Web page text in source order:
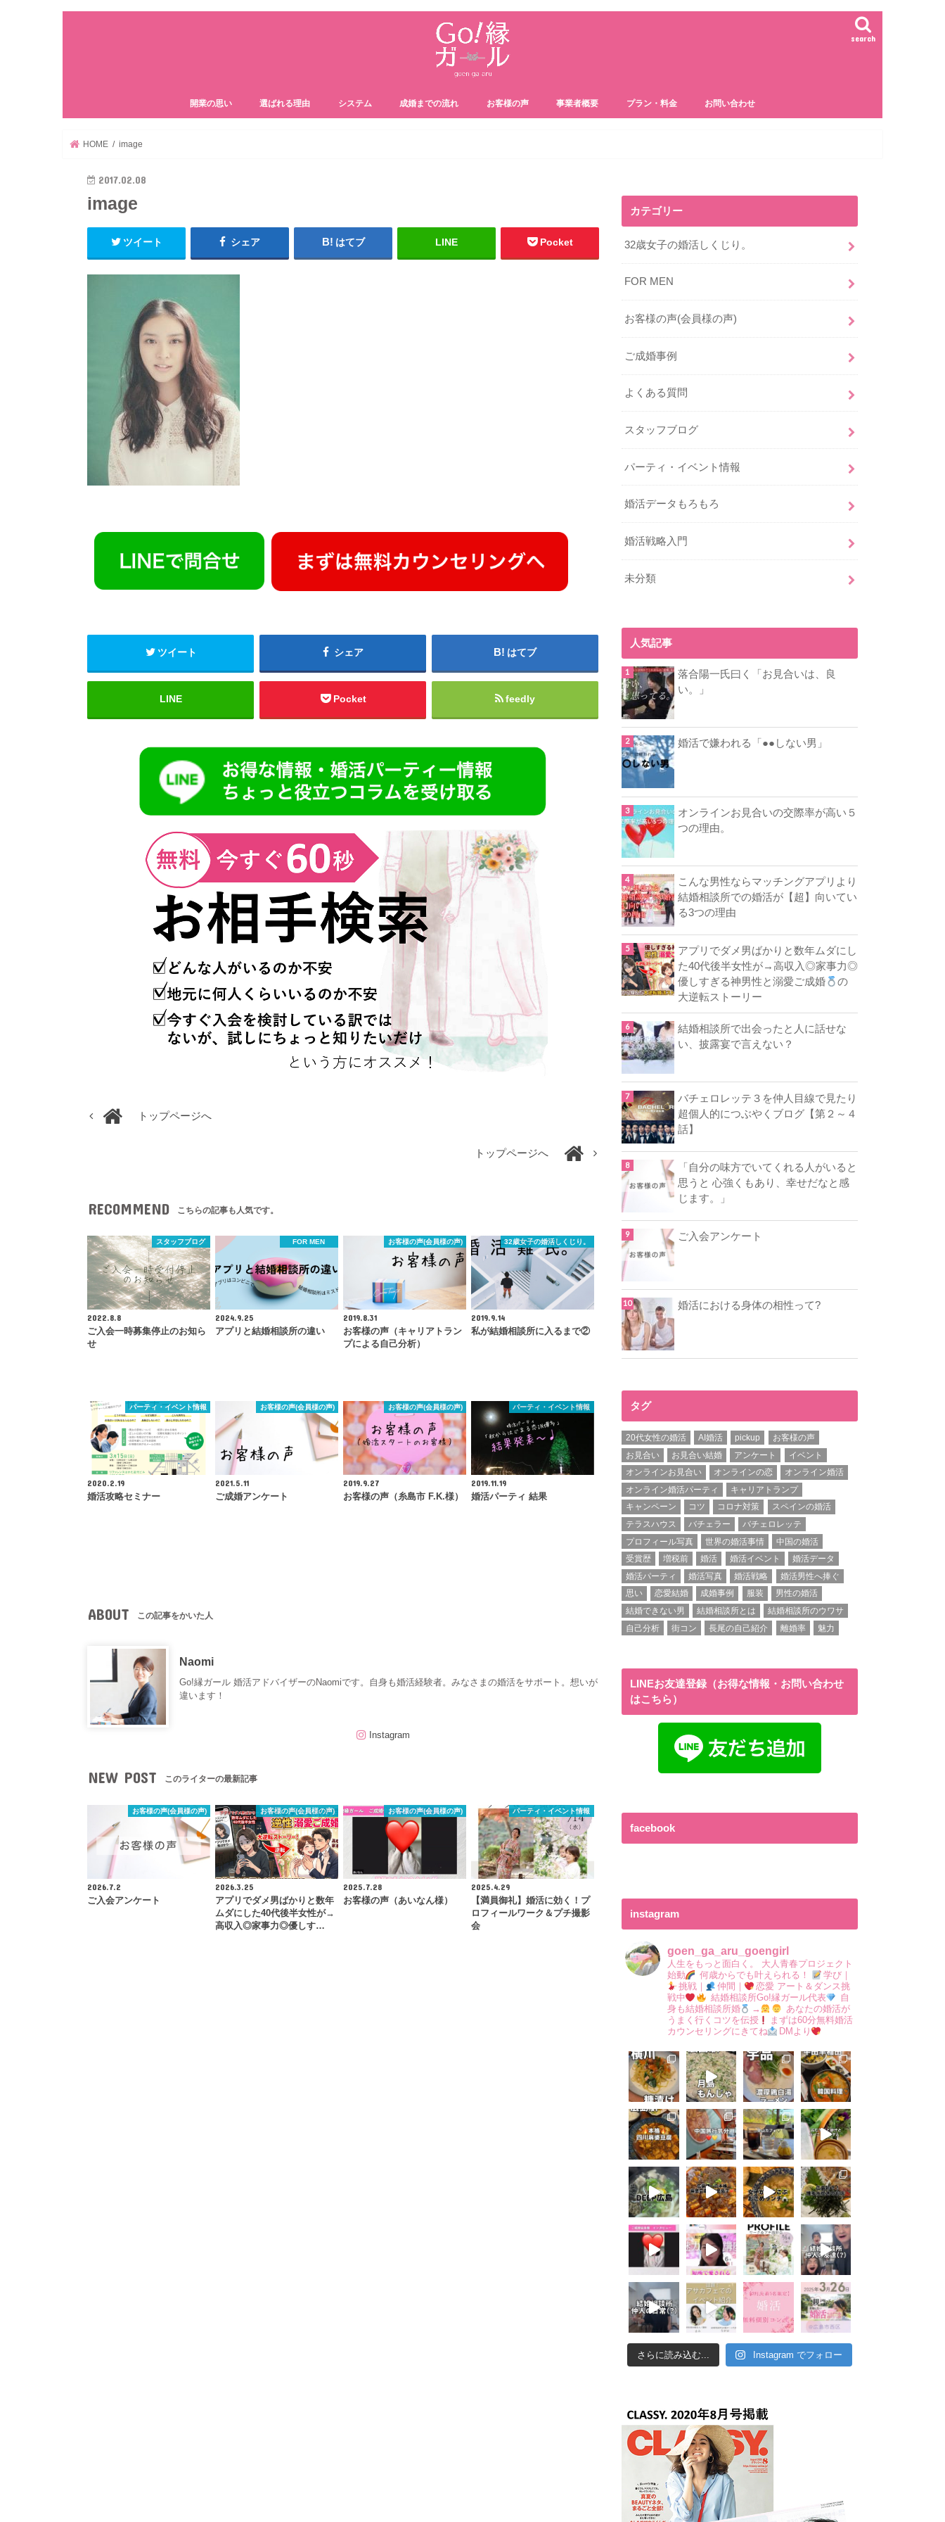
search
開業の思い 選ばれる理由 システム 成婚までの流れ お客様の声 事業者概要 プラン・料金 お問い合わせ
HOME image
2017.02.08
image
ツイート シェア はてブ LINE Pocket
ツイート シェア はてブ
LINE Pocket feedly
トップページへ
トップページへ
RECOMMEND こちらの記事も人気です。
スタッフブログ
2022.8.8
ご入会一時募集停止のお知ら
せ
FOR MEN
2024.9.25
アプリと結婚相談所の違い
お客様の声(会員様の声)
2019.8.31
お客様の声（キャリアトラン
プによる自己分析）
32歳女子の婚活しくじり。
2019.9.14
私が結婚相談所に入るまで②
パーティ・イベント情報
2020.2.19
婚活攻略セミナー
お客様の声(会員様の声)
2021.5.11
ご成婚アンケート
お客様の声(会員様の声)
2019.9.27
お客様の声（糸島市 F.K.様）
パーティ・イベント情報
2019.11.19
婚活パーティ 結果
ABOUT この記事をかいた人
Naomi
Go!縁ガール 婚活アドバイザーのNaomiです。自身も婚活経験者。みなさまの婚活をサポート。想いが
違います！
Instagram
NEW POST このライターの最新記事
お客様の声(会員様の声)
2026.7.2
ご入会アンケート
お客様の声(会員様の声)
2026.3.25
アプリでダメ男ばかりと数年
ムダにした40代後半女性が→
高収入◎家事力◎優しす…
お客様の声(会員様の声)
2025.7.28
お客様の声（あいなん様）
パーティ・イベント情報
2025.4.29
【満員御礼】婚活に効く！プ
ロフィールワーク＆プチ撮影
会
カテゴリー
32歳女子の婚活しくじり。
FOR MEN
お客様の声(会員様の声)
ご成婚事例
よくある質問
スタッフブログ
パーティ・イベント情報
婚活データもろもろ
婚活戦略入門
未分類
人気記事
落合陽一氏曰く「お見合いは、良
い。」
婚活で嫌われる「●●しない男」
オンラインお見合いの交際率が高い５
つの理由。
こんな男性ならマッチングアプリより
結婚相談所での婚活が【超】向いてい
る3つの理由
アプリでダメ男ばかりと数年ムダにし
た40代後半女性が→高収入◎家事力◎
優しすぎる神男性と溺愛ご成婚
の
大逆転ストーリー
結婚相談所で出会ったと人に話せな
い、披露宴で言えない？
バチェロレッテ３を仲人目線で見たり
超個人的につぶやくブログ【第２～４
話】
「自分の味方でいてくれる人がいると
思うと 心強くもあり、幸せだなと感
じます。」
ご入会アンケート
婚活における身体の相性って?
タグ
20代女性の婚活 AI婚活 pickup
お客様の声
お見合い
お見合い結婚 アンケート
イベント
オンラインお見合い
オンラインの恋
オンライン婚活
オンライン婚活パーティ
キャリアトランプ
キャンペーン
コツ コロナ対策
スペインの婚活
テラスハウス
バチェラー
バチェロレッテ
プロフィール写真
世界の婚活事情
中国の婚活
受賞歴
増税前 婚活 婚活イベント
婚活データ
婚活パーティ
婚活写真 婚活戦略
婚活男性へ捧ぐ
思い
恋愛結婚 成婚事例 服装
男性の婚活
結婚できない男
結婚相談所とは
結婚相談所のウワサ
自己分析
街コン 長尾の自己紹介 離婚率 魅力
LINEお友達登録（お得な情報・お問い合わせ
はこちら）
facebook
instagram
goen_ga_aru_goengirl
人生をもっと面白く。
大人青春プロジェクト
始動
何歳からでも叶えられる！
学び｜
挑戦｜
仲間｜ 恋愛 アート＆ダンス挑
戦中
結婚相談所Go!縁ガール代表
自
身も結婚相談所婚
→
あなたの婚活が
うまく行くコツを伝授
まずは60分無料婚活
カウンセリングにきてね
DMより
さらに読み込む... Instagram でフォロー